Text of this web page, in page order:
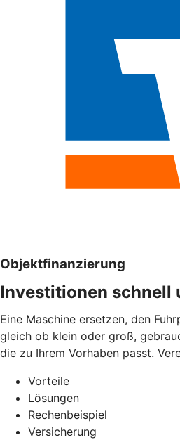
Objektfinanzierung
Investitionen schnell
Eine Maschine ersetzen, den
gleich ob klein oder groß,
die zu Ihrem Vorhaben passt.
Vorteile
Lösungen
Rechenbeispiel
Versicherung